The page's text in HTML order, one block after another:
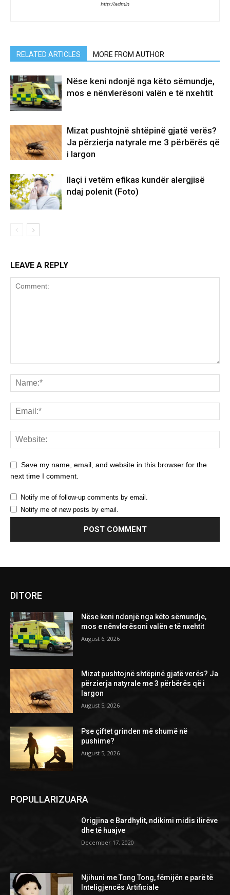
http://admin
RELATED ARTICLES MORE FROM AUTHOR
Nëse keni ndonjë nga këto sëmundje,
mos e nënvlerësoni valën e të nxehtit
Mizat pushtojnë shtëpinë gjatë verës?
Ja përzierja natyrale me 3 përbërës që
i largon
Ilaçi i vetëm efikas kundër alergjisë
ndaj polenit (Foto)
LEAVE A REPLY
Save my name, email, and website in this browser for the
next time I comment.
Notify me of follow-up comments by email.
Notify me of new posts by email.
DITORE
Nëse keni ndonjë nga këto sëmundje,
mos e nënvlerësoni valën e të nxehtit
August 6, 2026
Mizat pushtojnë shtëpinë gjatë verës? Ja
përzierja natyrale me 3 përbërës që i
largon
August 5, 2026
Pse çiftet grinden më shumë në
pushime?
August 5, 2026
POPULLARIZUARA
Origjina e Bardhylit, ndikimi midis ilirëve
dhe të huajve
December 17, 2020
Njihuni me Tong Tong, fëmijën e parë të
Inteligjencës Artificiale